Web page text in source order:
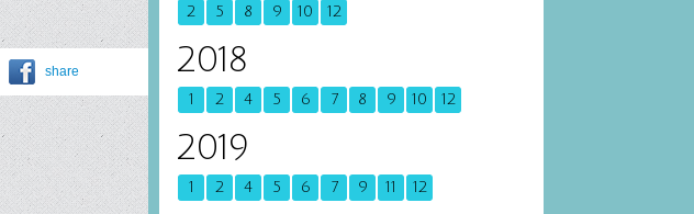
share
2 5 8 9 10 12
2018
1 2 4 5 6 7 8 9 10 12
2019
1 2 4 5 6 7 9 11 12